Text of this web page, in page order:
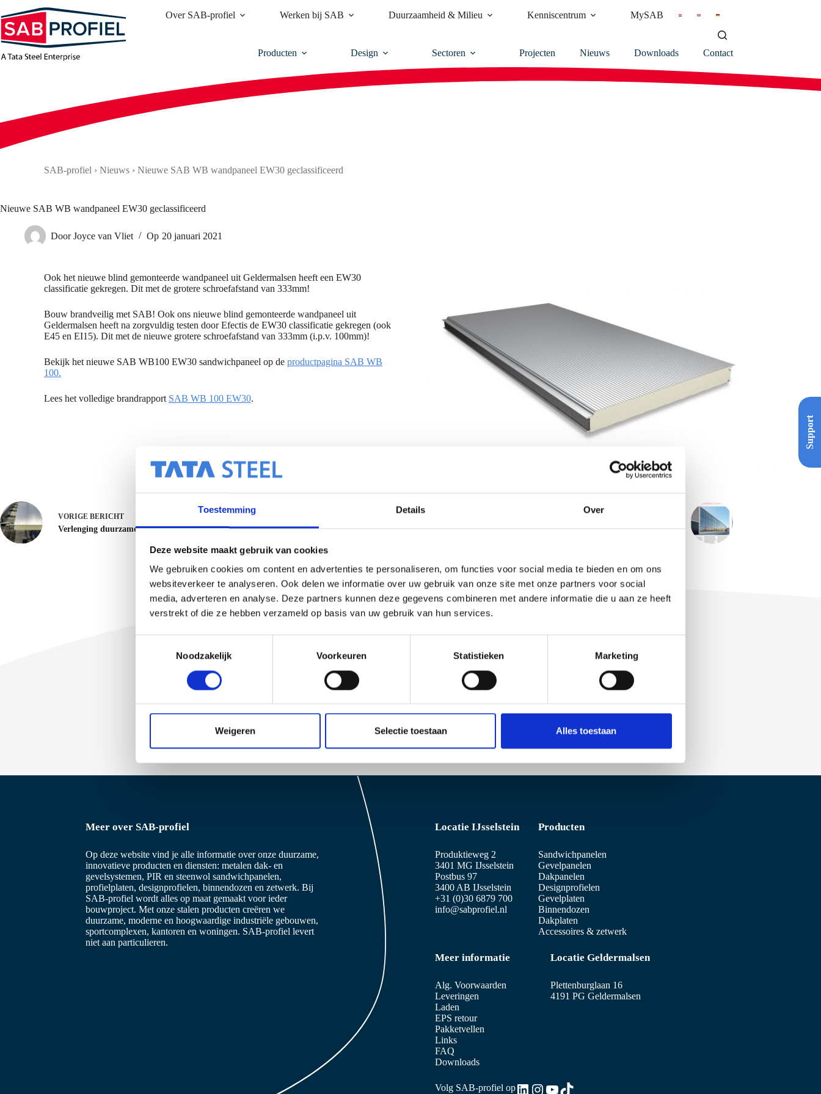
Toestemming Details Over
Deze website maakt gebruik van cookies
We gebruiken cookies om content en advertenties te personaliseren, om functies voor social media te bieden en om ons
websiteverkeer te analyseren. Ook delen we informatie over uw gebruik van onze site met onze partners voor social
media, adverteren en analyse. Deze partners kunnen deze gegevens combineren met andere informatie die u aan ze heeft
verstrekt of die ze hebben verzameld op basis van uw gebruik van hun services.
i
n
e
e
c
t
e
Noodzakelijk Voorkeuren Statistieken Marketing
Weigeren Selectie toestaan Alles toestaan
naar
de
inhoud
Over SAB-profiel Werken bij SAB Duurzaamheid & Milieu Kenniscentrum MySAB
Producten Design Sectoren Projecten Nieuws Downloads Contact
SAB-profiel › Nieuws › Nieuwe SAB WB wandpaneel EW30 geclassificeerd
Nieuwe SAB WB wandpaneel EW30 geclassificeerd
Door Joyce van Vliet Op 20 januari 2021
Ook het nieuwe blind gemonteerde wandpaneel uit Geldermalsen heeft een EW30
classificatie gekregen. Dit met de grotere schroefafstand van 333mm!
Bouw brandveilig met SAB! Ook ons nieuwe blind gemonteerde wandpaneel uit
Geldermalsen heeft na zorgvuldig testen door Efectis de EW30 classificatie gekregen (ook
E45 en EI15). Dit met de nieuwe grotere schroefafstand van 333mm (i.p.v. 100mm)!
Bekijk het nieuwe SAB WB100 EW30 sandwichpaneel op de productpagina SAB WB
100.
Lees het volledige brandrapport SAB WB 100 EW30.
VORIGE BERICHT
Verlenging duurzame BES 6001 classificatie voor SAB-profiel Case Study SAB Geldermalsen
Support
Bekijk al onze nieuwsberichten
Meer over SAB-profiel
Op deze website vind je alle informatie over onze duurzame,
innovatieve producten en diensten: metalen dak- en
gevelsystemen, PIR en steenwol sandwichpanelen,
profielplaten, designprofielen, binnendozen en zetwerk. Bij
SAB-profiel wordt alles op maat gemaakt voor ieder
bouwproject. Met onze stalen producten creëren we
duurzame, moderne en hoogwaardige industriële gebouwen,
sportcomplexen, kantoren en woningen. SAB-profiel levert
niet aan particulieren.
Locatie IJsselstein
Produktieweg 2
3401 MG IJsselstein
Postbus 97
3400 AB IJsselstein
+31 (0)30 6879 700
info@sabprofiel.nl
Producten
Sandwichpanelen
Gevelpanelen
Dakpanelen
Designprofielen
Gevelplaten
Binnendozen
Dakplaten
Accessoires & zetwerk
Meer informatie
Alg. Voorwaarden
Leveringen
Laden
EPS retour
Pakketvellen
Links
FAQ
Downloads
Locatie Geldermalsen
Plettenburglaan 16
4191 PG Geldermalsen
Volg SAB-profiel opLinkedIn
Instagram
YouTube
TikTok